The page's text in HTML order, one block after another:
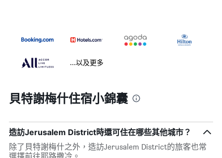
...以及更多
貝特謝梅什住宿小錦囊
造訪Jerusalem District​時還可住在哪些其他城市？
除了貝特謝梅什​之外，造訪Jerusalem District​的旅客也常